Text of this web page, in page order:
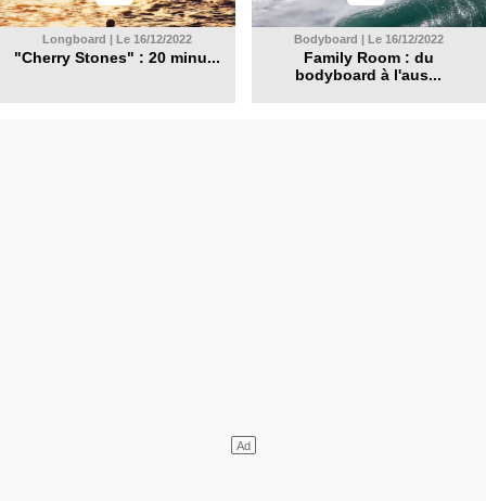
Longboard | Le 16/12/2022
"Cherry Stones" : 20 minu...
Bodyboard | Le 16/12/2022
Family Room : du
bodyboard à l'aus...